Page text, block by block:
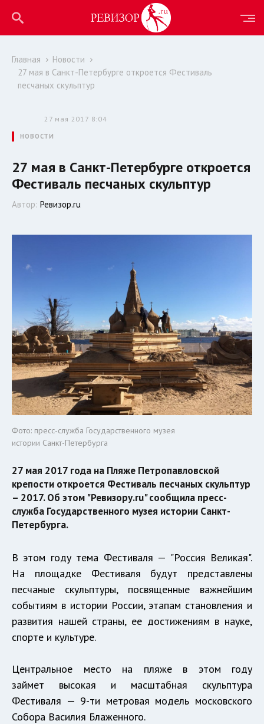
Главная
Новости
27 мая в Санкт-Петербурге откроется Фестиваль
песчаных скульптур
27 мая 2017 8:04
НОВОСТИ
27 мая в Санкт-Петербурге откроется
Фестиваль песчаных скульптур
Автор: Ревизор.ru
Фото: пресс-служба Государственного музея
истории Санкт-Петербурга
27 мая 2017 года на Пляже Петропавловской
крепости откроется Фестиваль песчаных скульптур
– 2017. Об этом "Ревизору.ru" сообщила пресс-
служба Государственного музея истории Санкт-
Петербурга.
В этом году тема Фестиваля — "Россия Великая".
На площадке Фестиваля будут представлены
песчаные скульптуры, посвященные важнейшим
событиям в истории России, этапам становления и
развития нашей страны, ее достижениям в науке,
спорте и культуре.
Центральное место на пляже в этом году
займет высокая и масштабная скульптура
Фестиваля — 9-ти метровая модель московского
Собора Василия Блаженного.